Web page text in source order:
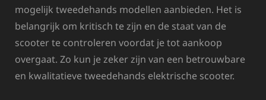
mogelijk tweedehands modellen aanbieden. Het is
belangrijk om kritisch te zijn en de staat van de
scooter te controleren voordat je tot aankoop
overgaat. Zo kun je zeker zijn van een betrouwbare
en kwalitatieve tweedehands elektrische scooter.